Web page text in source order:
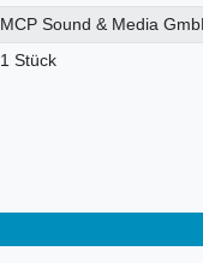
MCP Sound & Media
1 Stück